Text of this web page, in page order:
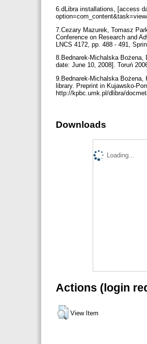
6.dLibra installations, [access
7.Cezary Mazurek, Tomasz
Conference on Research and
LNCS 4172, pp. 488 - 491,
8.Bednarek-Michalska Bożena,
date: June 10, 2008]. Toruń
9.Bednarek-Michalska
library. Preprint in Kujawsko-
http://kpbc.umk.pl/dlibra/
Downloads
Loading...
Actions (login
View Item